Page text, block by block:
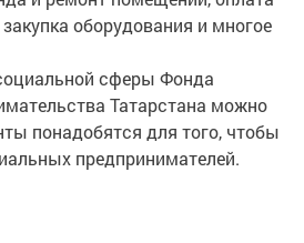
оборудования и многое
сферы Фонда
Татарстана можно
понадобятся для того, чтобы
предпринимателей.